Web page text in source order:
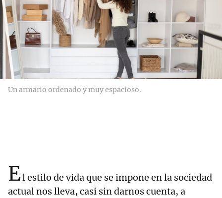
Un armario ordenado y muy espacioso.
El estilo de vida que se impone en la sociedad
actual nos lleva, casi sin darnos cuenta, a